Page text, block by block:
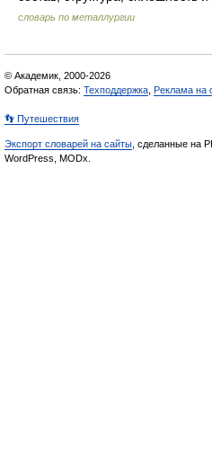
словарь по металлургии
© Академик, 2000-2026
Обратная связь: Техподдержка Реклама на
👣 Путешествия
Экспорт словарей на сайты , сделанные на
WordPress, MODx.